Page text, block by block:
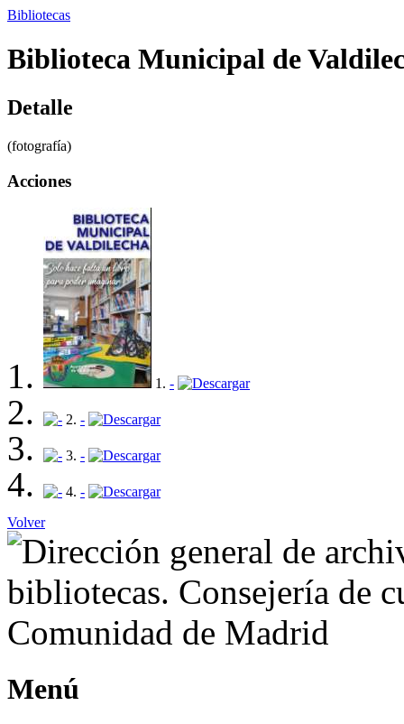
Bibliotecas
Biblioteca Municipal de
Detalle
(fotografía)
Acciones
1. -
2. -
3. -
4. -
Volver
Menú